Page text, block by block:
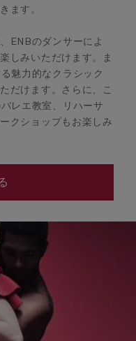
ます。
ENBのダンサーによ
しみいただけます。ま
魅力的なクラシック
だけます。さらに、こ
レエ教室、リハーサ
クショップもお楽しみ